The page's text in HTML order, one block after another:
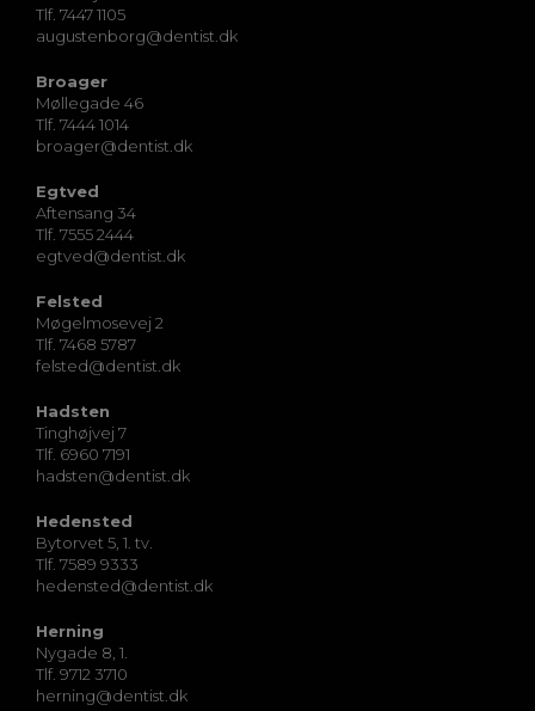
Tlf. 7447 1105
augustenborg@dentist.dk
Broager
Møllegade 46
Tlf. 7444 1014
broager@dentist.dk
Egtved
Aftensang 34
Tlf. 7555 2444
egtved@dentist.dk
Felsted
Møgelmosevej 2
Tlf. 7468 5787
felsted@dentist.dk
Hadsten
Tinghøjvej 7
Tlf. 6960 7191
hadsten@dentist.dk
Hedensted
Bytorvet 5, 1. tv.
Tlf. 7589 9333
hedensted@dentist.dk
Herning
Nygade 8, 1.
Tlf. 9712 3710
herning@dentist.dk